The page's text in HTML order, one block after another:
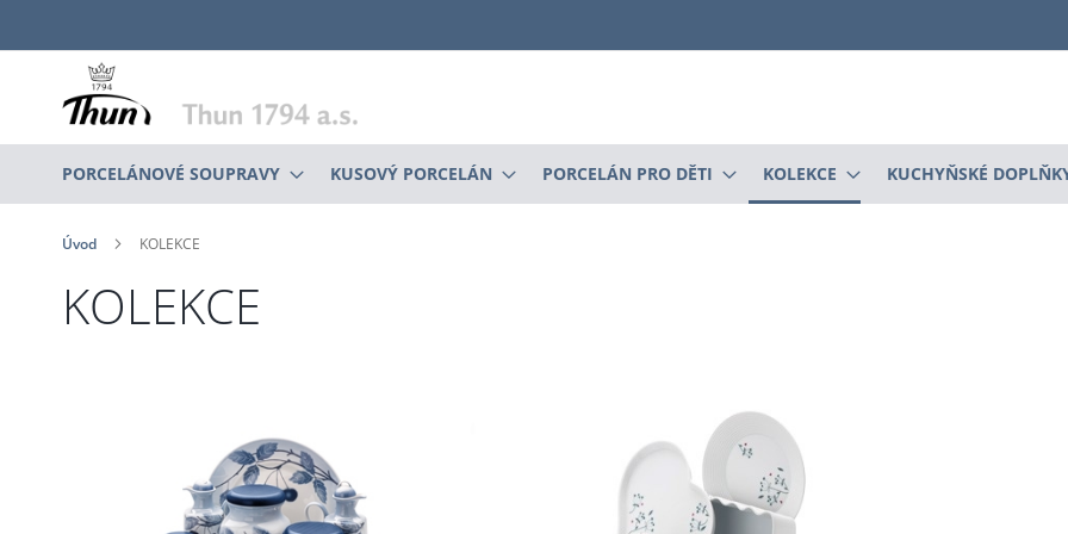
na
obsah
PORCELÁNOVÉ SOUPRAVY KUSOVÝ PORCELÁN PORCELÁN PRO DĚTI KOLEKCE KUCHYŇSKÉ
Úvod KOLEKCE
KOLEKCE